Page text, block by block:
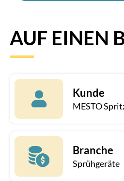
AUF EINEN
Kunde
MESTO
Branche
Sprühgeräte